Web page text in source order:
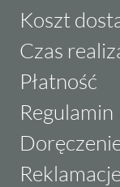
Koszt
Czas
Płatność
Regulamin
Reklamacje